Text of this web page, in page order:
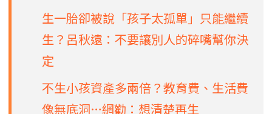
生一胎卻被說「孩子太孤單」只能繼續
生？呂秋遠：不要讓別人的碎嘴幫你決
定
不生小孩資產多兩倍？教育費、生活費
像無底洞…網勸：想清楚再生